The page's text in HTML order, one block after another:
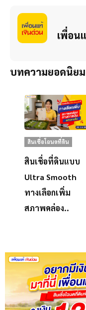
เพื่อน
บทความยอดนิยม
สินเชื่อโฉนดที่ดิน
สินเชื่อที่ดินแบบ
Ultra Smooth
ทางเลือกเพิ่ม
สภาพคล่อง..